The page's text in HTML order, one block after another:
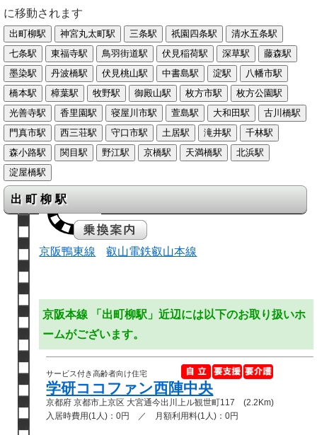
に移動されます
出町柳駅
京阪鴨東線 叡山電鉄叡山本線
京阪本線 「出町柳駅」近辺には以下のお取り扱いホ
ームがございます。
サービス付き高齢者向け住宅
学研ココファン西陣中央
京都府 京都市上京区 大宮通今出川上ル観世町117 (2.2Km)
入居時費用(1人)：0円 ／ 月額利用料(1人)：0円